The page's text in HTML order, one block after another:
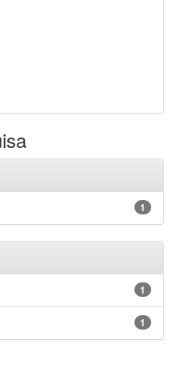
1
1
1